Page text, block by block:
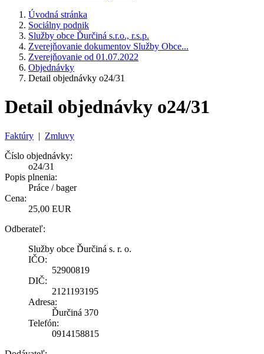
Úvodná stránka
Sociálny podnik
Služby obce Ďurčiná s.r.o., r.s.p.
Zverejňovanie dokumentov Služby Obce...
Zverejňovanie od 01.07.2022
Objednávky
Detail objednávky o24/31
Detail objednávky o24/31
Faktúry | Zmluvy
Číslo objednávky:
o24/31
Popis plnenia:
Práce / bager
Cena:
25,00 EUR
Odberateľ:
Služby obce Ďurčiná s. r. o.
IČO:
52900819
DIČ:
2121193195
Adresa:
Ďurčiná 370
Telefón:
0914158815